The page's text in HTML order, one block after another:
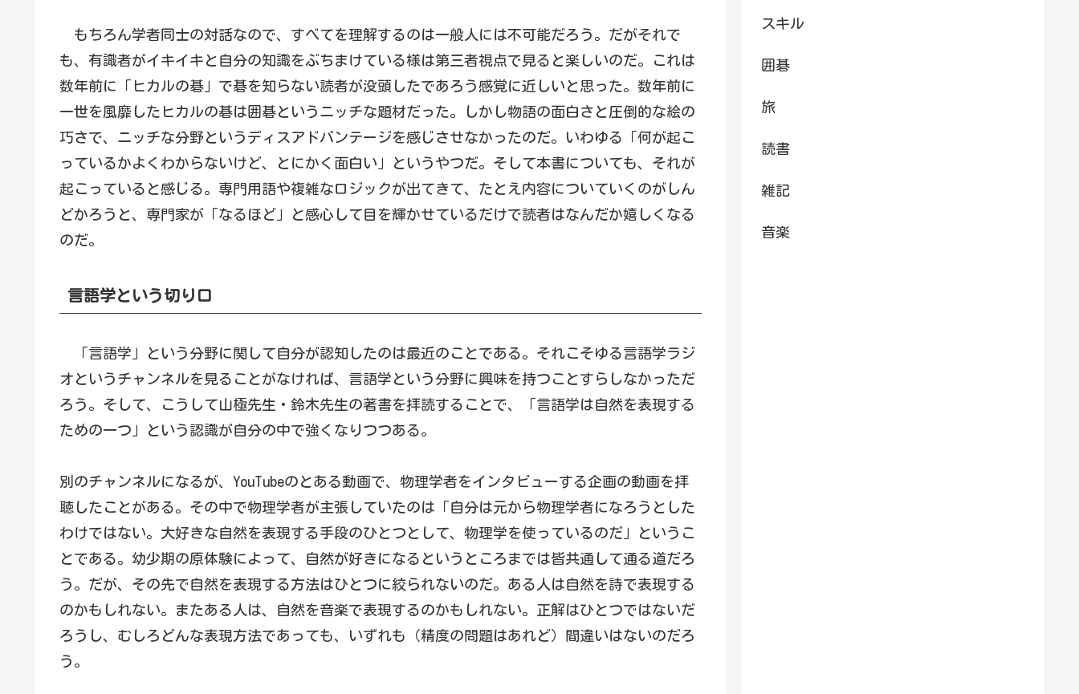
もちろん学者同士の対話なので、すべてを理解するのは一般人には不可能だろう。だがそれで
も、有識者がイキイキと自分の知識をぶちまけている様は第三者視点で見ると楽しいのだ。これは
数年前に「ヒカルの碁」で碁を知らない読者が没頭したであろう感覚に近しいと思った。数年前に
一世を風靡したヒカルの碁は囲碁というニッチな題材だった。しかし物語の面白さと圧倒的な絵の
巧さで、ニッチな分野というディスアドバンテージを感じさせなかったのだ。いわゆる「何が起こ
っているかよくわからないけど、とにかく面白い」というやつだ。そして本書についても、それが
起こっていると感じる。専門用語や複雑なロジックが出てきて、たとえ内容についていくのがしん
どかろうと、専門家が「なるほど」と感心して目を輝かせているだけで読者はなんだか嬉しくなる
のだ。
言語学という切り口
「言語学」という分野に関して自分が認知したのは最近のことである。それこそゆる言語学ラジ
オというチャンネルを見ることがなければ、言語学という分野に興味を持つことすらしなかっただ
ろう。そして、こうして山極先生・鈴木先生の著書を拝読することで、「言語学は自然を表現する
ための一つ」という認識が自分の中で強くなりつつある。
別のチャンネルになるが、YouTubeのとある動画で、物理学者をインタビューする企画の動画を拝
聴したことがある。その中で物理学者が主張していたのは「自分は元から物理学者になろうとした
わけではない。大好きな自然を表現する手段のひとつとして、物理学を使っているのだ」というこ
とである。幼少期の原体験によって、自然が好きになるというところまでは皆共通して通る道だろ
う。だが、その先で自然を表現する方法はひとつに絞られないのだ。ある人は自然を詩で表現する
のかもしれない。またある人は、自然を音楽で表現するのかもしれない。正解はひとつではないだ
ろうし、むしろどんな表現方法であっても、いずれも（精度の問題はあれど）間違いはないのだろ
う。
スキル
囲碁
旅
読書
雑記
音楽